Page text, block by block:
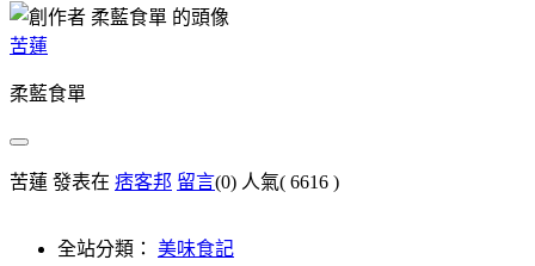
苦蓮
柔藍食單
苦蓮 發表在 痞客邦 留言(0) 人氣( 6616 )
全站分類： 美味食記